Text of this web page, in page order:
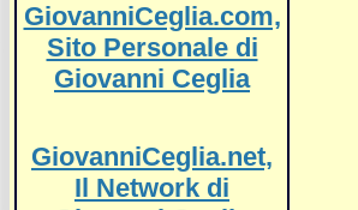
GiovanniCeglia.com,
Sito Personale di
Giovanni Ceglia
GiovanniCeglia.net,
Il Network di